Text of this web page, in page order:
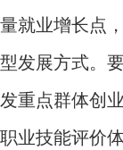
就业增长点
发展方式。
重点群体创
业技能评价